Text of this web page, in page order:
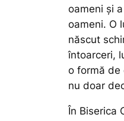
oameni și
oameni. O
născut
întoarceri,
o formă de
nu doar
În Biserica